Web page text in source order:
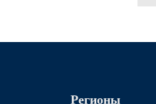
Регионы